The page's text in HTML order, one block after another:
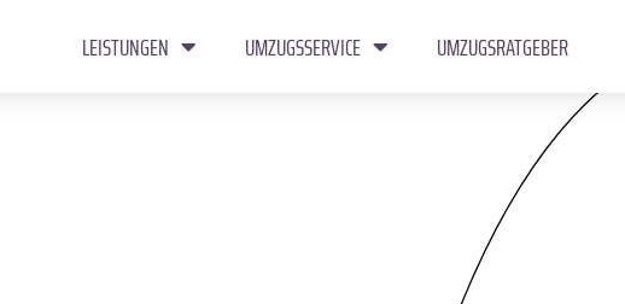
LEISTUNGEN UMZUGSSERVICE UMZUGSRATGEBER